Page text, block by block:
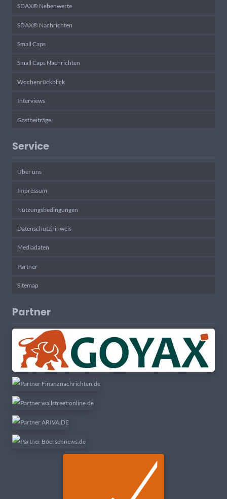
SDAX® Nebenwerte
SDAX® Nachrichten
Small Caps
Small Caps Nachrichten
Wochenrückblick
Interviews
Gastbeiträge
Service
Über uns
Impressum
Nutzungsbedingungen
Datenschutzhinweis
Mediadaten
Partner
Sitemap
Partner